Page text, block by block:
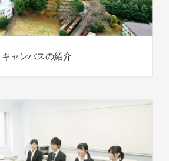
キャンパスの紹介